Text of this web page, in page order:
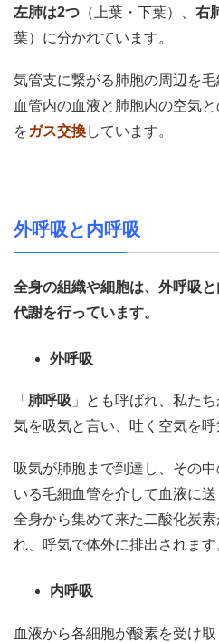
左肺は2つ （上葉・下葉）、 右
葉）に分かれています。
気管支に繋がる肺胞の周辺を毛
血管内の血液と肺胞内の空気
をガス交換しています。
外呼吸と内呼吸
全身の組織や細胞は、外呼吸
代謝を行っています。
外呼吸
「 肺呼吸 」とも呼ばれ、私た
気を吸気と言い、吐く空気を呼
吸気が肺胞まで到達し、その
いる毛細血管を介して血液に送
全身から集めて来た二酸化炭
れ、呼気で体外に排出されます
内呼吸
血液から各細胞が酸素を受け